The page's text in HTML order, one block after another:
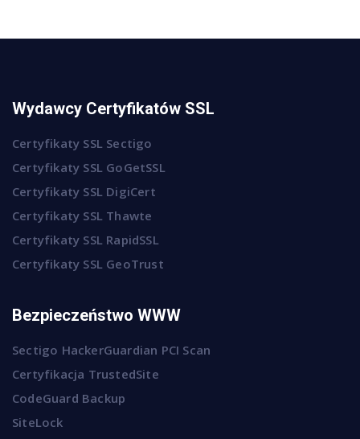
Wydawcy Certyfikatów SSL
Certyfikaty SSL Sectigo
Certyfikaty SSL GoGetSSL
Certyfikaty SSL DigiCert
Certyfikaty SSL Thawte
Certyfikaty SSL RapidSSL
Certyfikaty SSL GeoTrust
Bezpieczeństwo WWW
Sectigo HackerGuardian PCI Scan
Certyfikacja TrustedSite
CodeGuard Backup
SiteLock